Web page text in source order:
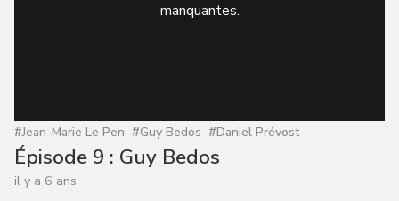
manquantes.
#Jean-Marie Le Pen #Guy Bedos #Daniel Prévost
Épisode 9 : Guy Bedos
il y a 6 ans